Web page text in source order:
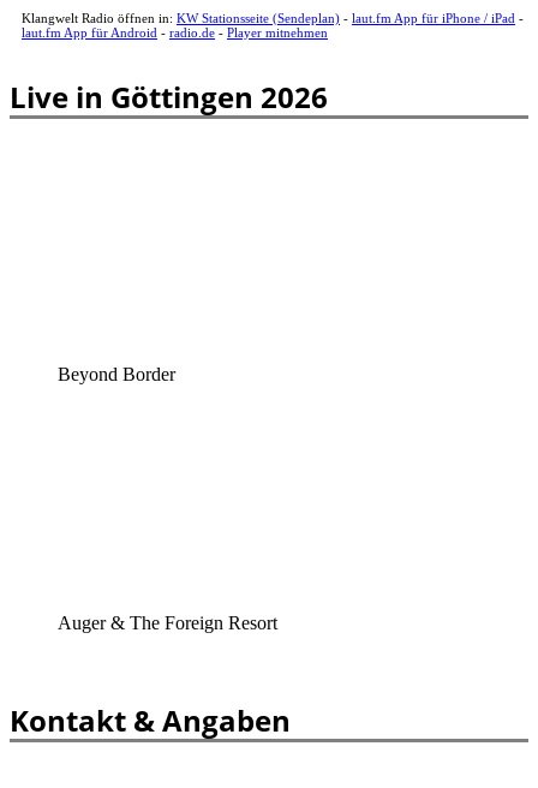
Klangwelt Radio öffnen in: KW Stationsseite (Sendeplan) - laut.fm App für iPhone / iPad -
laut.fm App für Android - radio.de - Player mitnehmen
Live in Göttingen 2026
Beyond Border
Auger & The Foreign Resort
Kontakt & Angaben